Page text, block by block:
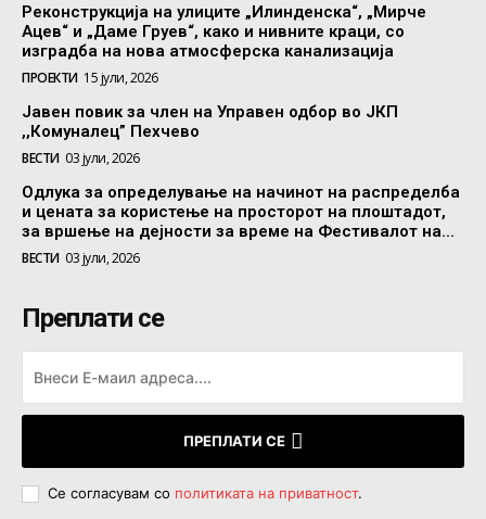
Реконструкција на улиците „Илинденска“, „Мирче
Ацев“ и „Даме Груев“, како и нивните краци, со
изградба на нова атмосферска канализација
ПРОЕКТИ 15 јули, 2026
Јавен повик за член на Управен одбор во ЈКП
,,Комуналец” Пехчево
ВЕСТИ 03 јули, 2026
Одлука за определување на начинот на распределба
и цената за користење на просторот на плоштадот,
за вршење на дејности за време на Фестивалот на...
ВЕСТИ 03 јули, 2026
Преплати се
ПРЕПЛАТИ СЕ
Се согласувам со политиката на приватност.